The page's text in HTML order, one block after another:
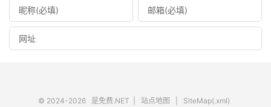
© 2024-2026 是免费.NET 站点地图 SiteMap(.xml)